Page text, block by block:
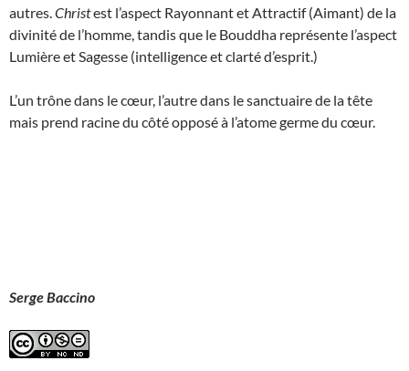
autres. Christest l’aspect Rayonnant et Attractif (Aimant) de la
divinité de l’homme, tandis que le Bouddha représente l’aspect
Lumière et Sagesse (intelligence et clarté d’esprit.)
L’un trône dans le cœur, l’autre dans le sanctuaire de la tête
mais prend racine du côté opposé à l’atome germe du cœur.
Serge Baccino